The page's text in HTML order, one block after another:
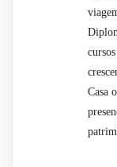
Casa